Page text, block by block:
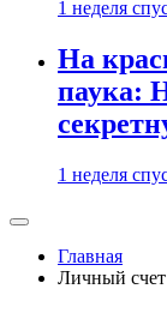
1 неделя
На
паука:
1 неделя
Главная
Личный счет